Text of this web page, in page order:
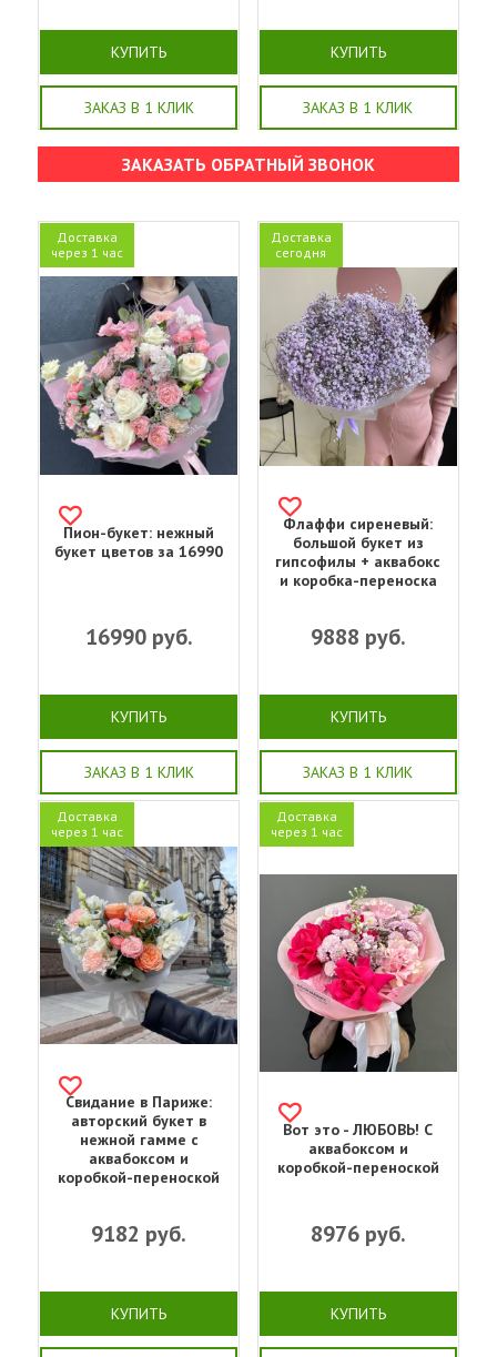
КУПИТЬ
ЗАКАЗ В 1 КЛИК
КУПИТЬ
ЗАКАЗ В 1 КЛИК
ЗАКАЗАТЬ ОБРАТНЫЙ ЗВОНОК
Доставка
через 1 час
Пион-букет: нежный
букет цветов за 16990
16990руб.
КУПИТЬ
ЗАКАЗ В 1 КЛИК
Доставка
сегодня
Флаффи сиреневый:
большой букет из
гипсофилы + аквабокс
и коробка-переноска
9888 руб.
КУПИТЬ
ЗАКАЗ В 1 КЛИК
Доставка
через 1 час
Свидание в Париже:
авторский букет в
нежной гамме с
аквабоксом и
коробкой-переноской
9182 руб.
КУПИТЬ
Доставка
через 1 час
Вот это - ЛЮБОВЬ! С
аквабоксом и
коробкой-переноской
8976руб.
КУПИТЬ